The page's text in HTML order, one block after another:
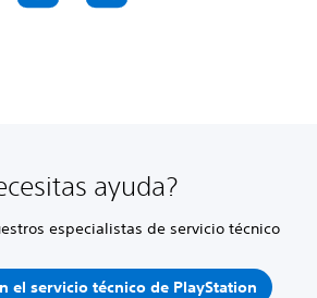
ayuda?
especialistas de servicio técnico
el servicio técnico de PlayStation